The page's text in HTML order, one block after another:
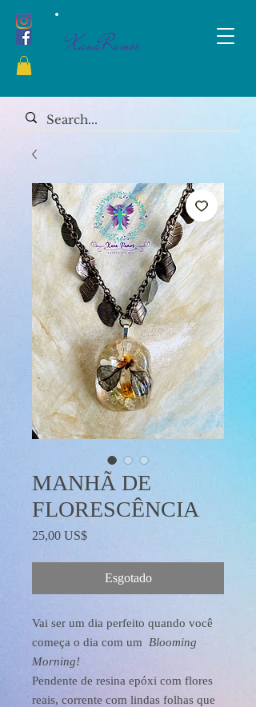
XanaRamos
MANHÃ DE
FLORESCÊNCIA
25,00 US$Preço
Esgotado
Vai ser um dia perfeito quando você
começa o dia com um Blooming
Morning!
Pendente de resina epóxi com flores
reais, corrente com lindas folhas que